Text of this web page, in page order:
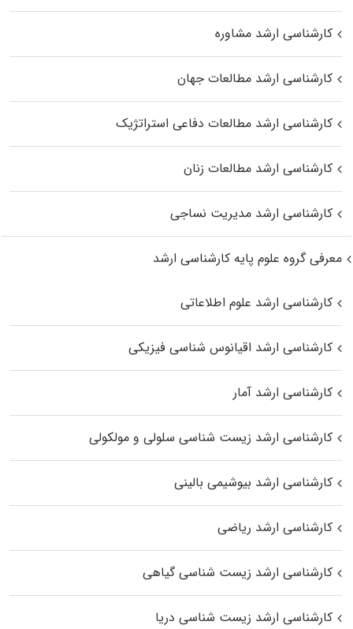
کارشناسی ارشد مشاوره
کارشناسی ارشد مطالعات جهان
کارشناسی ارشد مطالعات دفاعی استراتژیک
کارشناسی ارشد مطالعات زنان
کارشناسی ارشد مدیریت نساجی
معرفی گروه علوم پایه کارشناسی ارشد
کارشناسی ارشد علوم اطلاعاتی
کارشناسی ارشد اقیانوس‌ شناسی فیزیکی
کارشناسی ارشد آمار
کارشناسی ارشد زیست شناسی سلولی و مولکولی
کارشناسی ارشد بیوشیمی بالینی
کارشناسی ارشد ریاضی
کارشناسی ارشد زیست‌ شناسی گیاهی
کارشناسی ارشد زیست‌ شناسی دریا